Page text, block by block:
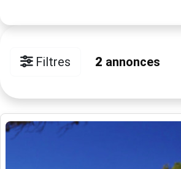
Filtres 2 annonces